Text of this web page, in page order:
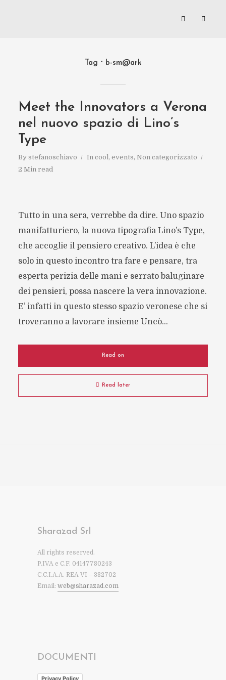
Tag b-sm@ark
Meet the Innovators a Verona
nel nuovo spazio di Lino’s
Type
By stefanoschiavo In cool, events, Non categorizzato
2 Min read
Tutto in una sera, verrebbe da dire. Uno spazio
manifatturiero, la nuova tipografia Lino’s Type,
che accoglie il pensiero creativo. L’idea è che
solo in questo incontro tra fare e pensare, tra
esperta perizia delle mani e serrato baluginare
dei pensieri, possa nascere la vera innovazione.
E’ infatti in questo stesso spazio veronese che si
troveranno a lavorare insieme Uncò...
Read on
Read later
Sharazad Srl
All rights reserved.
P.IVA e C.F. 04147780243
C.C.I.A.A. REA VI – 382702
Email: web@sharazad.com
DOCUMENTI